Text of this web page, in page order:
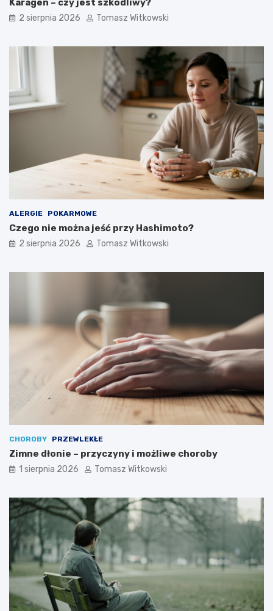
Karagen – czy jest szkodliwy?
2 sierpnia 2026 Tomasz Witkowski
ALERGIE POKARMOWE
Czego nie można jeść przy Hashimoto?
2 sierpnia 2026 Tomasz Witkowski
CHOROBY PRZEWLEKŁE
Zimne dłonie – przyczyny i możliwe choroby
1 sierpnia 2026 Tomasz Witkowski